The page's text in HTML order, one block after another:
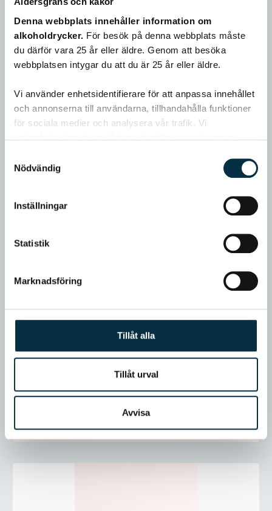
Denna webbplats innehåller information om
alkoholdrycker. För besök på denna webbplats måste
du därför vara 25 år eller äldre. Genom att besöka
webbplatsen intygar du att du är 25 år eller äldre.
Vi använder enhetsidentifierare för att anpassa innehållet
och annonserna till användarna, tillhandahålla funktioner
för sociala medier och analysera vår trafik. Vi
annons- och analysföretag som vi samarbetar med.
Dessa kan i sin tur kombinera informationen med annan
information som du har tillhandahållit eller som de har
samlat in när du har använt deras tjänster.
Nödvändig
Inställningar
Statistik
Marknadsföring
Tillåt alla
Tillåt urval
Avvisa